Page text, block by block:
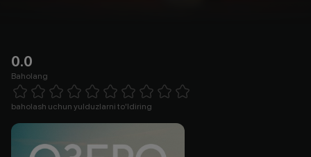
0.0
Baholang
1 Star 2 Stars 3 Stars 4 Stars5 Stars 6 Stars7 Stars8 Stars
baholash uchun yulduzlarni to'ldiring